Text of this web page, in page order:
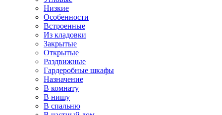
Низкие
Особенности
Встроенные
Из кладовки
Закрытые
Открытые
Раздвижные
Гардеробные шкафы
Назначение
В комнату
В нишу
В спальню